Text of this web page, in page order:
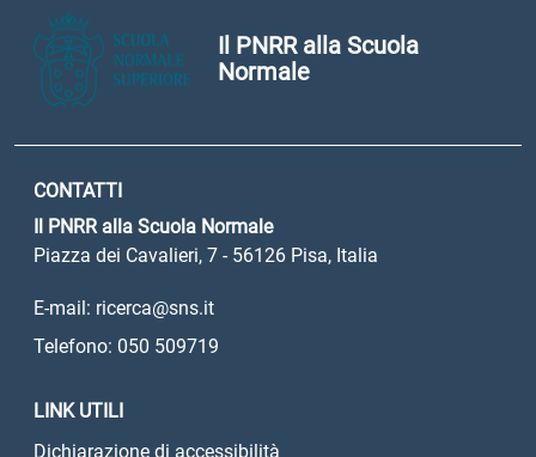
Il PNRR alla Scuola
Normale
CONTATTI
Il PNRR alla Scuola Normale
Piazza dei Cavalieri, 7 - 56126 Pisa, Italia
E-mail: ricerca@sns.it
Telefono: 050 509719
LINK UTILI
Dichiarazione di accessibilità